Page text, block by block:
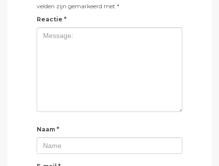
velden zijn gemarkeerd met *
Reactie *
Naam *